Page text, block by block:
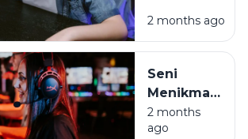
Setelah Main
Game? Ini
Penjelasannya
2 months ago
Seni
Menikmati
Game
Tanpa
2 months
ago